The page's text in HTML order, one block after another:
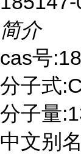
简介
cas号
分子式
分子量
中文别